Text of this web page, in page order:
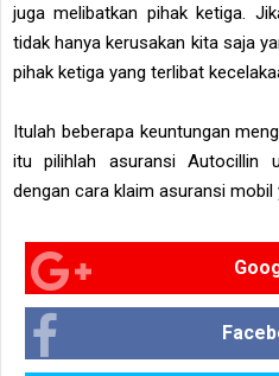
juga melibatkan pihak ketiga.
tidak hanya kerusakan kita saja
pihak ketiga yang terlibat
Itulah beberapa keuntungan
itu pilihlah asuransi Autocillin
dengan cara klaim asuransi mobil